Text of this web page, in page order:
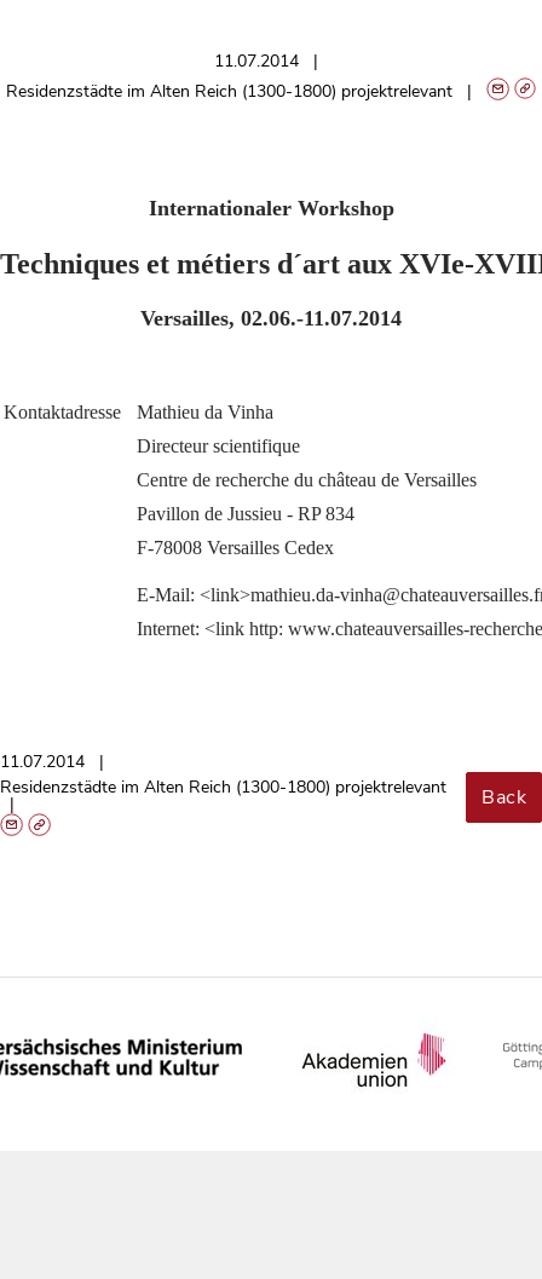
11.07.2014
Residenzstädte im Alten Reich (1300-1800) projektrelevant
Internationaler Workshop
Techniques et métiers d´art aux XVIe-
Versailles, 02.06.-11.07.2014
Kontaktadresse
Mathieu da Vinha
Directeur scientifique
Centre de recherche du château de Versailles
Pavillon de Jussieu - RP 834
F-78008 Versailles Cedex
E-Mail: <link>mathieu.da-
Internet: <link http: www.chateauversailles-
11.07.2014
Residenzstädte im Alten Reich (1300-1800) projektrelevant
Back